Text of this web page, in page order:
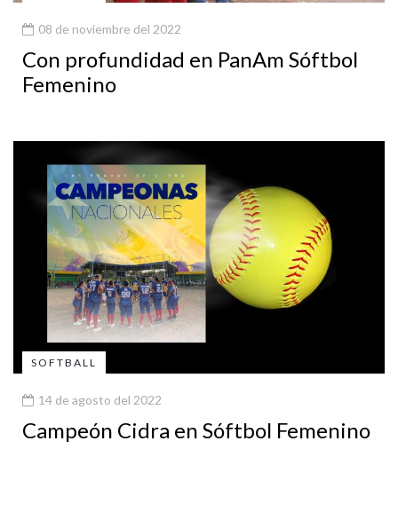
08 de noviembre del 2022
Con profundidad en PanAm Sóftbol
Femenino
SOFTBALL
14 de agosto del 2022
Campeón Cidra en Sóftbol Femenino